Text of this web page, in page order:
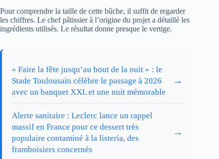
Pour comprendre la taille de cette bûche, il suffit de regarder
les chiffres. Le chef pâtissier à l’origine du projet a détaillé les
ingrédients utilisés. Le résultat donne presque le vertige.
« Faire la fête jusqu’au bout de la nuit » : le
Stade Toulousain célèbre le passage à 2026
avec un banquet XXL et une nuit mémorable
→
Alerte sanitaire : Leclerc lance un rappel
massif en France pour ce dessert très
populaire contaminé à la listeria, des
framboisiers concernés
→